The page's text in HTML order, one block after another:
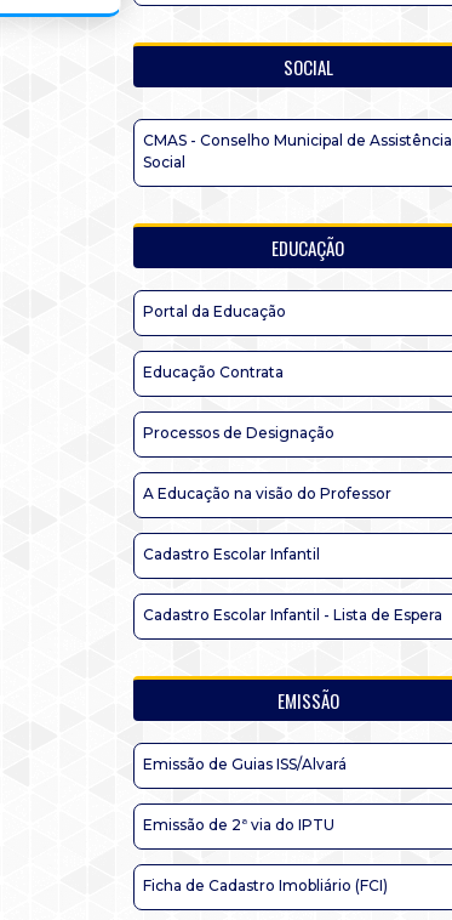
SOCIAL
CMAS - Conselho Municipal de Assistência
Social
EDUCAÇÃO
Portal da Educação
Educação Contrata
Processos de Designação
A Educação na visão do Professor
Cadastro Escolar Infantil
Cadastro Escolar Infantil - Lista de Espera
EMISSÃO
Emissão de Guias ISS/Alvará
Emissão de 2ª via do IPTU
Ficha de Cadastro Imobliário (FCI)